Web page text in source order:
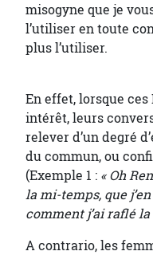
misogyne que je
l’utiliser en toute
plus l’utiliser.
En effet, lorsque
intérêt, leurs
relever d’un degré
du commun, ou
(Exemple 1 : « Oh
la mi-temps, que
comment j’ai raflé
A contrario, les